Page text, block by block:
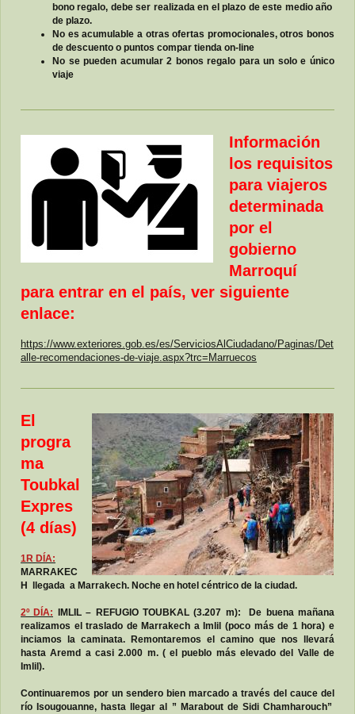
bono regalo, debe ser realizada en el plazo de este medio año
de plazo.
No es acumulable a otras ofertas promocionales, otros bonos
de descuento o puntos compar tienda on-line
No se pueden acumular 2 bonos regalo para un solo e único
viaje
Información
los requisitos
para viajeros
determinada
por el
gobierno
Marroquí
para entrar en el país, ver siguiente
enlace:
https://www.exteriores.gob.es/es/ServiciosAlCiudadano/Paginas/Det
alle-recomendaciones-de-viaje.aspx?trc=Marruecos
El
progra
ma
Toubkal
Expres
(4 días)
1R DÍA:
MARRAKEC
H llegada a Marrakech. Noche en hotel céntrico de la ciudad.
2º DÍA:
IMLIL – REFUGIO TOUBKAL (3.207 m): De buena mañana
realizamos el traslado de Marrakech a Imlil (poco más de 1 hora) e
inciamos la caminata. Remontaremos el camino que nos llevará
hasta Aremd a casi 2.000 m. ( el pueblo más elevado del Valle de
Imlil).
Continuaremos por un sendero bien marcado a través del cauce del
río Isougouanne, hasta llegar al ” Marabout de Sidi Chamharouch”